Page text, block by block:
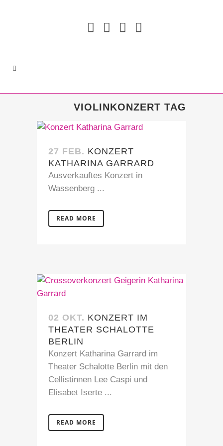
VIOLINKONZERT TAG
27 FEB. KONZERT
KATHARINA GARRARD
Ausverkauftes Konzert in
Wassenberg ...
READ MORE
02 OKT. KONZERT IM
THEATER SCHALOTTE
BERLIN
Konzert Katharina Garrard im
Theater Schalotte Berlin mit den
Cellistinnen Lee Caspi und
Elisabet Iserte ...
READ MORE